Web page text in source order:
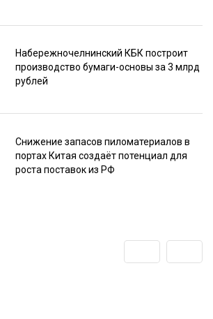
Набережночелнинский КБК построит
производство бумаги-основы за 3 млрд
рублей
Снижение запасов пиломатериалов в
портах Китая создаёт потенциал для
роста поставок из РФ